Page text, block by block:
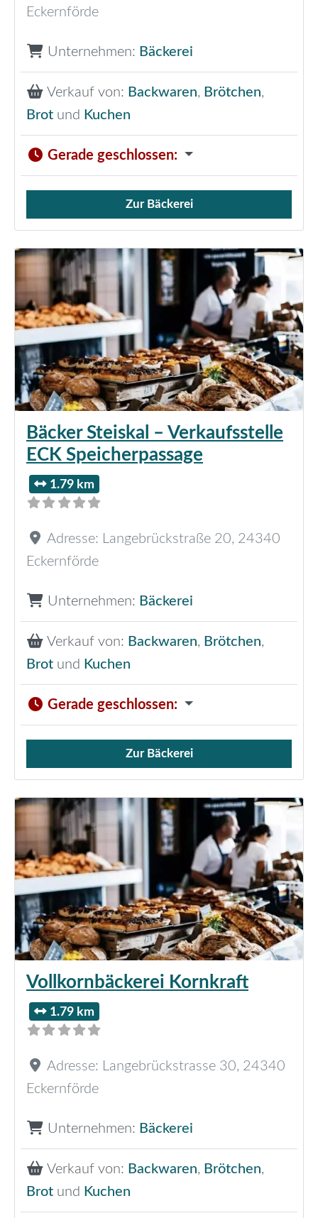
Eckernförde
Unternehmen: Bäckerei
Verkauf von: Backwaren, Brötchen,
Brot und Kuchen
Gerade geschlossen:
Verkauf von Brötchen,
Zur Bäckerei
Bäcker Steiskal – Verkaufsstelle
ECK Speicherpassage
1.79 km
Adresse: Langebrückstraße 20, 24340
Eckernförde
Unternehmen: Bäckerei
Verkauf von: Backwaren, Brötchen,
Brot und Kuchen
Gerade geschlossen:
Verkauf von Brötchen,
Zur Bäckerei
Vollkornbäckerei Kornkraft
1.79 km
Adresse: Langebrückstrasse 30, 24340
Eckernförde
Unternehmen: Bäckerei
Verkauf von: Backwaren, Brötchen,
Brot und Kuchen